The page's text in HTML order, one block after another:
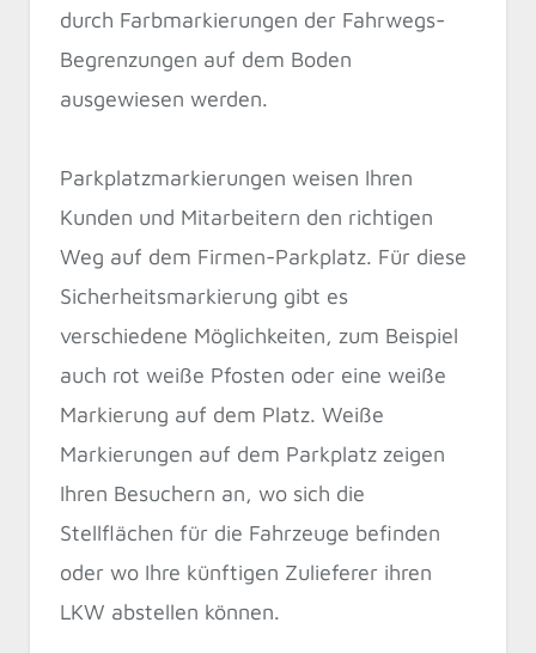
durch Farbmarkierungen der Fahrwegs-
Begrenzungen auf dem Boden
ausgewiesen werden.
Parkplatzmarkierungen weisen Ihren
Kunden und Mitarbeitern den richtigen
Weg auf dem Firmen-Parkplatz. Für diese
Sicherheitsmarkierung gibt es
verschiedene Möglichkeiten, zum Beispiel
auch rot weiße Pfosten oder eine weiße
Markierung auf dem Platz. Weiße
Markierungen auf dem Parkplatz zeigen
Ihren Besuchern an, wo sich die
Stellflächen für die Fahrzeuge befinden
oder wo Ihre künftigen Zulieferer ihren
LKW abstellen können.